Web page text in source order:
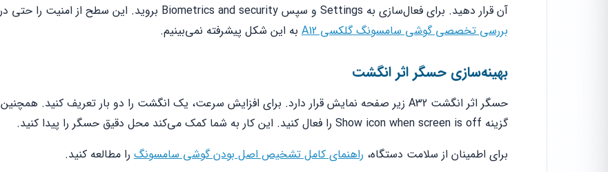
آن قرار دهید. برای فعال‌سازی به Settings و سپس Biometrics and security بروید. این سطح از امنیت را حتی در
بررسی تخصصی گوشی سامسونگ گلکسی A12
به این شکل پیشرفته نمی‌بینیم.
بهینه‌سازی حسگر اثر انگشت
حسگر اثر انگشت A32 زیر صفحه نمایش قرار دارد. برای افزایش سرعت، یک انگشت را دو بار تعریف کنید. همچنین
گزینه Show icon when screen is off را فعال کنید. این کار به شما کمک می‌کند محل دقیق حسگر را پیدا کنید.
برای اطمینان از سلامت دستگاه، راهنمای کامل تشخیص اصل بودن گوشی سامسونگ را مطالعه کنید.